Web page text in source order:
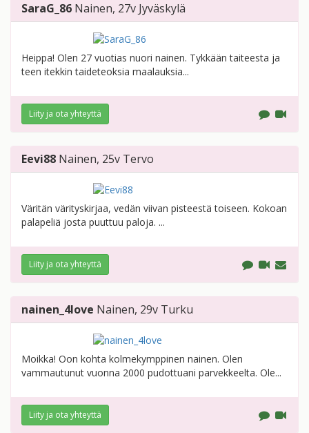
SaraG_86 Nainen, 27v Jyväskylä
Heippa! Olen 27 vuotias nuori nainen. Tykkään taiteesta ja
teen itekkin taideteoksia maalauksia...
Liity ja ota yhteyttä
Eevi88 Nainen, 25v Tervo
Väritän värityskirjaa, vedän viivan pisteestä toiseen. Kokoan
palapeliä josta puuttuu paloja. ...
Liity ja ota yhteyttä
nainen_4love Nainen, 29v Turku
Moikka! Oon kohta kolmekymppinen nainen. Olen
vammautunut vuonna 2000 pudottuani parvekkeelta. Ole...
Liity ja ota yhteyttä